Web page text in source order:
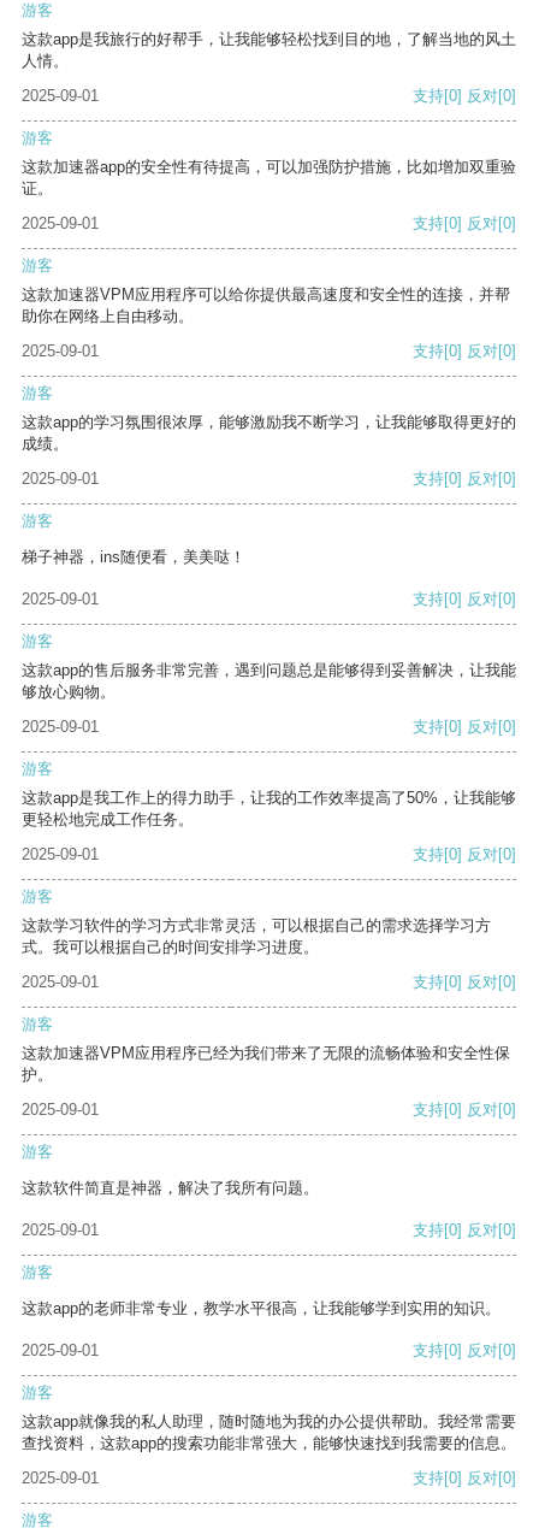
游客
这款app是我旅行的好帮手，让我能够轻松找到目的地，了解当地的风土
人情。
2025-09-01
支持[0] 反对[0]
游客
这款加速器app的安全性有待提高，可以加强防护措施，比如增加双重验
证。
2025-09-01
支持[0] 反对[0]
游客
这款加速器VPM应用程序可以给你提供最高速度和安全性的连接，并帮
助你在网络上自由移动。
2025-09-01
支持[0] 反对[0]
游客
这款app的学习氛围很浓厚，能够激励我不断学习，让我能够取得更好的
成绩。
2025-09-01
支持[0] 反对[0]
游客
梯子神器，ins随便看，美美哒！
2025-09-01 支持[0] 反对[0]
游客
这款app的售后服务非常完善，遇到问题总是能够得到妥善解决，让我能
够放心购物。
2025-09-01
支持[0] 反对[0]
游客
这款app是我工作上的得力助手，让我的工作效率提高了50%，让我能够
更轻松地完成工作任务。
2025-09-01
支持[0] 反对[0]
游客
这款学习软件的学习方式非常灵活，可以根据自己的需求选择学习方
式。我可以根据自己的时间安排学习进度。
2025-09-01
支持[0] 反对[0]
游客
这款加速器VPM应用程序已经为我们带来了无限的流畅体验和安全性保
护。
2025-09-01
支持[0] 反对[0]
游客
这款软件简直是神器，解决了我所有问题。
2025-09-01 支持[0] 反对[0]
游客
这款app的老师非常专业，教学水平很高，让我能够学到实用的知识。
2025-09-01 支持[0] 反对[0]
游客
这款app就像我的私人助理，随时随地为我的办公提供帮助。我经常需要
查找资料，这款app的搜索功能非常强大，能够快速找到我需要的信息。
2025-09-01
支持[0] 反对[0]
游客